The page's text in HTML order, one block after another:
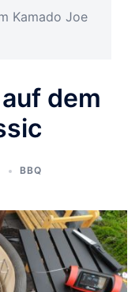
Kamado Joe
dem
BBQ